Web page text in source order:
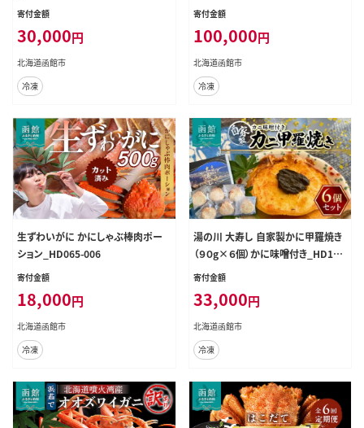
寄付金額
30,000円
北海道函館市
冷凍
寄付金額
100,000円
北海道函館市
冷凍
生ずわいがに かにしゃぶ棒肉ポー
ション_HD065-006
寄付金額
18,000円
北海道函館市
冷凍
湯の川 大寿し 自家製かに甲羅焼き
（９０g×６個）かに味噌付き_HD124
-001
寄付金額
33,000円
北海道函館市
冷凍